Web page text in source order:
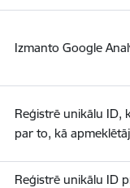
Izmanto Google
Reģistrē unikālu ID,
par to, kā
Reģistrē unikālu ID